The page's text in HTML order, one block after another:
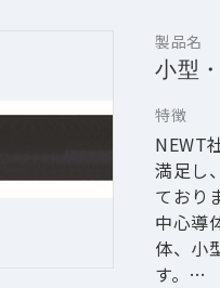
【特長】
・一次
を妨げ
低ノイ
た電荷
即座に
・一般
ルトの
事で、
製品名
小型
特徴
NEWT
満足し
ており
中心導
体、小
す。